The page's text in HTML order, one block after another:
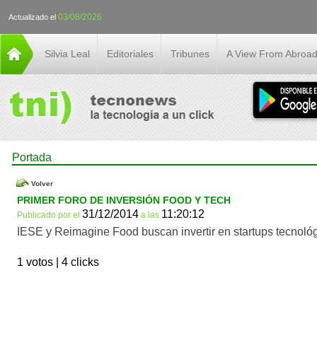
Actualizado el 03/08/2026
Silvia Leal Editoriales Tribunes A View From Abroad
Portada
Volver
PRIMER FORO DE INVERSIÓN FOOD Y TECH
Publicado por el 31/12/2014 a las 11:20:12
IESE y Reimagine Food buscan invertir en startups
1 votos | 4 clicks